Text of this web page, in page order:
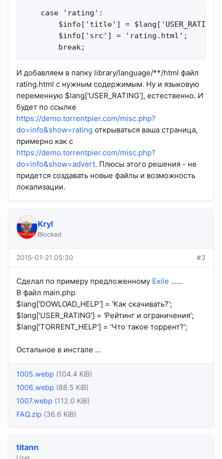
    case 'rating':
$info['title'] =
        $info['src'] = 'rating.html';
        break;
И добавляем в папку library/language/**/html файл
rating.html с нужным содержимым. Ну и языковую
переменную $lang['USER_RATING'], естественно. И
будет по ссылке
https://demo.torrentpier.com/misc.php?
do=info&show=rating открываться ваша страница,
примерно как с
https://demo.torrentpier.com/misc.php?
do=info&show=advert. Плюсы этого решения - не
придется создавать новые файлы и возможность
локализации.
Kryl
Blocked
2015-01-21 05:30 #3
Сделал по примеру предложенному Exile ......
В файл main.php
$lang['DOWLOAD_HELP'] = 'Как скачивать?';
$lang['USER_RATING'] = 'Рейтинг и ограничения';
$lang['TORRENT_HELP'] = 'Что такое торрент?';
Остальное в инстале ...
1005.webp (104.4 KiB)
1006.webp (88.5 KiB)
1007.webp (112.0 KiB)
FAQ.zip (36.6 KiB)
titann